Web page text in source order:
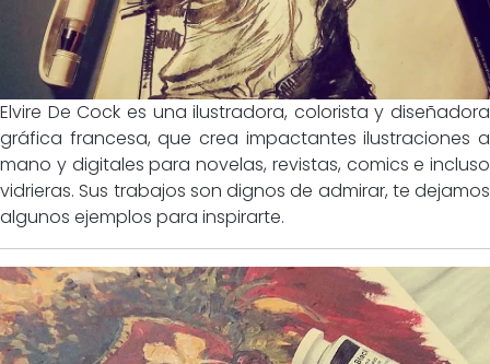
Elvire De Cock es una ilustradora, colorista y diseñadora
gráfica francesa, que crea impactantes ilustraciones a
mano y digitales para novelas, revistas, comics e incluso
vidrieras. Sus trabajos son dignos de admirar, te dejamos
algunos ejemplos para inspirarte.